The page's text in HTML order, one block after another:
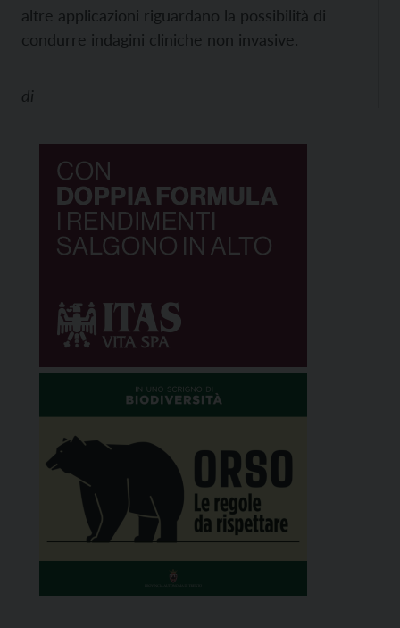
altre applicazioni riguardano la possibilità di
condurre indagini cliniche non invasive.
di